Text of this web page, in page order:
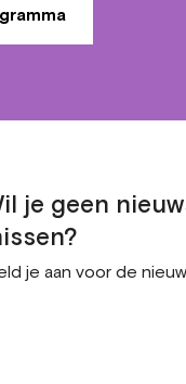
je geen
je aan voor de